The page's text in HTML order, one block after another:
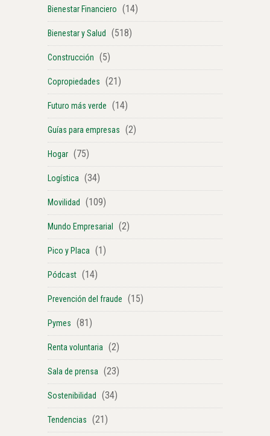
Bienestar Financiero (14)
Bienestar y Salud (518)
Construcción (5)
Copropiedades (21)
Futuro más verde (14)
Guías para empresas (2)
Hogar (75)
Logística (34)
Movilidad (109)
Mundo Empresarial (2)
Pico y Placa (1)
Pódcast (14)
Prevención del fraude (15)
Pymes (81)
Renta voluntaria (2)
Sala de prensa (23)
Sostenibilidad (34)
Tendencias (21)